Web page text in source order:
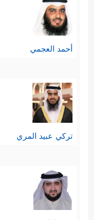
أحمد العجمي
تركي عبيد المري